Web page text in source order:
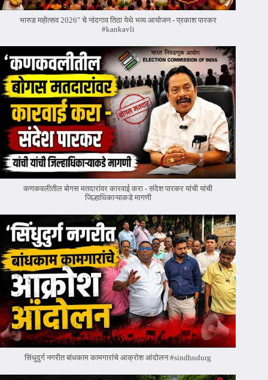
भारुड महोत्सव 2026" चे नांदगाव तिठा येथे भव्य आयोजन - प्रकाश पारकर
#kankavli
कणकवलीतील बोगस मतदारांवर‌ कारवाई करा - संदेश पारकर यांची यांची
जिल्हाधिकाऱ्याकडे मागणी
सिंधुदुर्ग नगरीत बांधकाम कामगारांचे आक्रोश आंदोलन #sindhudurg